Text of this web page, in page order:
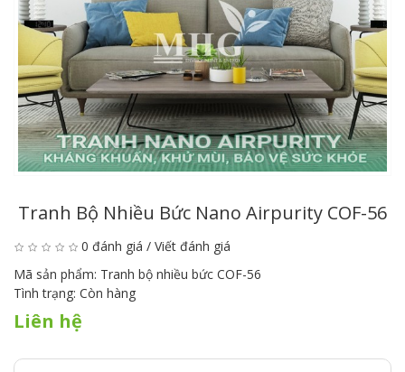
Tranh Bộ Nhiều Bức Nano Airpurity COF-56
0 đánh giá / Viết đánh giá
Mã sản phẩm: Tranh bộ nhiều bức COF-56
Tình trạng: Còn hàng
Liên hệ